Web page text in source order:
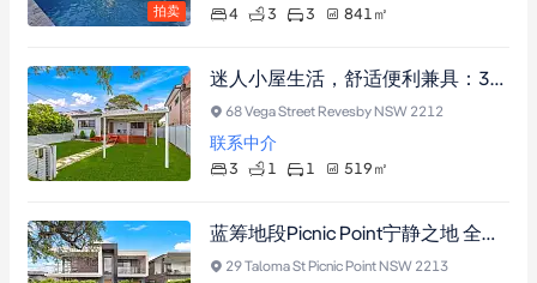
拍卖 4 3 3 841 ㎡
迷人小屋生活，舒适便利兼具：3卧经典住宅，近公园学校火车站，519平方米地块
68 Vega Street Revesby NSW 2212
联系中介
3 1 1 519 ㎡
蓝筹地段Picnic Point宁静之地 全砖奢华双拼别墅 挑高空间四卧双卫 中央空调恒温泳池 转角地块双面临街
29 Taloma St Picnic Point NSW 2213